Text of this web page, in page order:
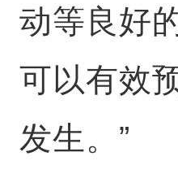
动等良好
可以有效
发生。”